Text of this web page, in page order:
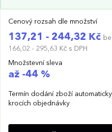
Cenový rozsah dle množství
137,21 - 244,32 Kč
166,02 - 295,63 Kč s DPH
Množstevní sleva
až -44 %
Termín dodání zboží
krocích objednávky